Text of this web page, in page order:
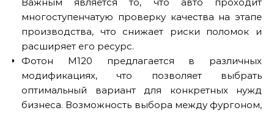
многоступенчатую проверку качества на этапе
производства, что снижает риски поломок и
расширяет его ресурс.
Фотон M120 предлагается в различных
модификациях, что позволяет выбрать
оптимальный вариант для конкретных нужд
бизнеса. Возможность выбора между фургоном,